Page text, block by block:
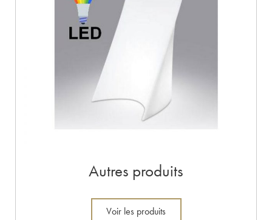
Autres produits
Voir les produits